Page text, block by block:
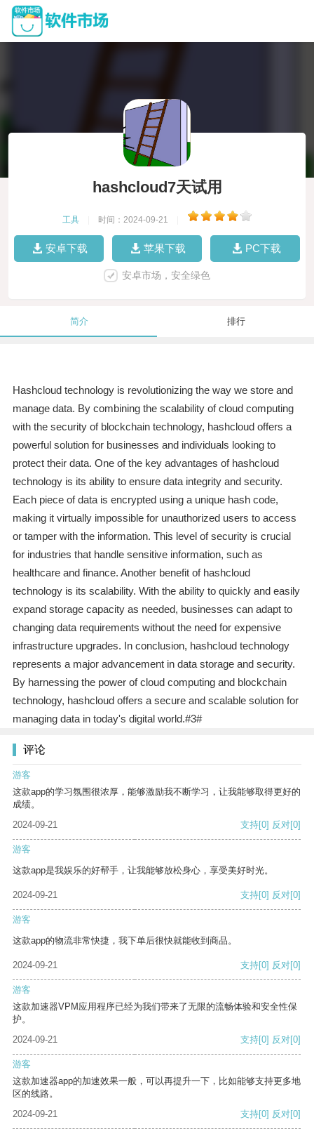
hashcloud7天试用
工具 时间：2024-09-21
安卓下载 苹果下载 PC下载
安卓市场，安全绿色
简介 排行
Hashcloud technology is revolutionizing the way we store and
manage data. By combining the scalability of cloud computing
with the security of blockchain technology, hashcloud offers a
powerful solution for businesses and individuals looking to
protect their data. One of the key advantages of hashcloud
technology is its ability to ensure data integrity and security.
Each piece of data is encrypted using a unique hash code,
making it virtually impossible for unauthorized users to access
or tamper with the information. This level of security is crucial
for industries that handle sensitive information, such as
healthcare and finance. Another benefit of hashcloud
technology is its scalability. With the ability to quickly and easily
expand storage capacity as needed, businesses can adapt to
changing data requirements without the need for expensive
infrastructure upgrades. In conclusion, hashcloud technology
represents a major advancement in data storage and security.
By harnessing the power of cloud computing and blockchain
technology, hashcloud offers a secure and scalable solution for
managing data in today's digital world.#3#
评论
游客
这款app的学习氛围很浓厚，能够激励我不断学习，让我能够取得更好的
成绩。
2024-09-21
支持[0] 反对[0]
游客
这款app是我娱乐的好帮手，让我能够放松身心，享受美好时光。
2024-09-21 支持[0] 反对[0]
游客
这款app的物流非常快捷，我下单后很快就能收到商品。
2024-09-21 支持[0] 反对[0]
游客
这款加速器VPM应用程序已经为我们带来了无限的流畅体验和安全性保
护。
2024-09-21
支持[0] 反对[0]
游客
这款加速器app的加速效果一般，可以再提升一下，比如能够支持更多地
区的线路。
2024-09-21
支持[0] 反对[0]